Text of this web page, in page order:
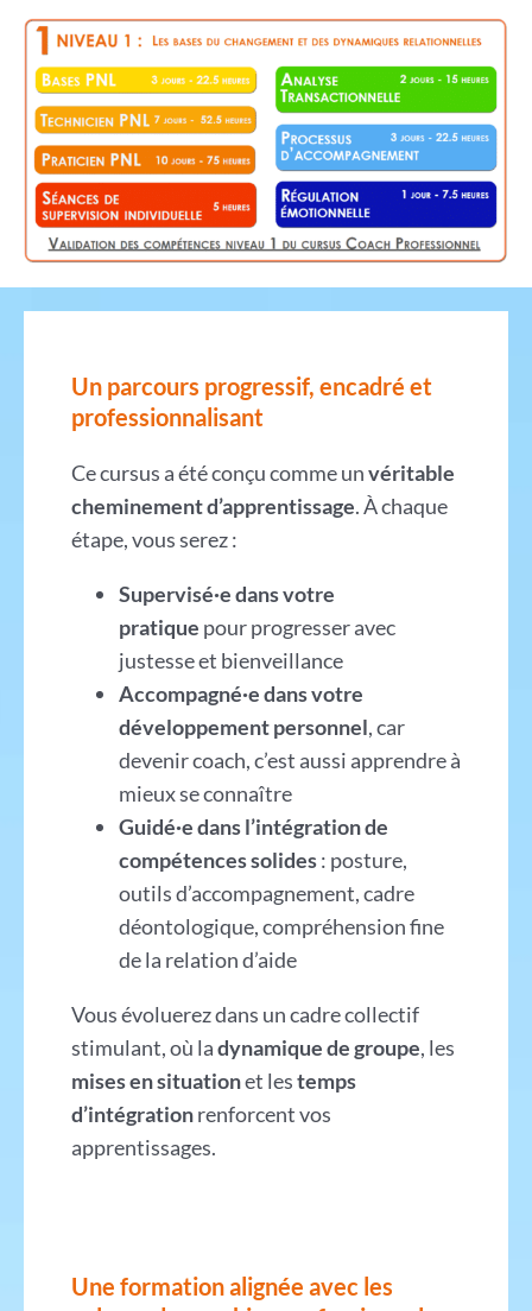
Un parcours progressif, encadré et
professionnalisant
Ce cursus a été conçu comme unvéritable
cheminement d’apprentissage. À chaque
étape, vous serez :
Supervisé·e dans votre
pratique pour progresser avec
justesse et bienveillance
Accompagné·e dans votre
développement personnel, car
devenir coach, c’est aussi apprendre à
mieux se connaître
Guidé·e dans l’intégration de
compétences solides: posture,
outils d’accompagnement, cadre
déontologique, compréhension fine
de la relation d’aide
Vous évoluerez dans un cadre collectif
stimulant, où ladynamique de groupe, les
mises en situationet lestemps
d’intégrationrenforcent vos
apprentissages.
Une formation alignée avec les